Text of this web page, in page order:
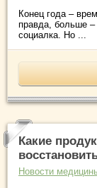
Конец года –
правда, больше
социалка. Но ...
Какие
Новости